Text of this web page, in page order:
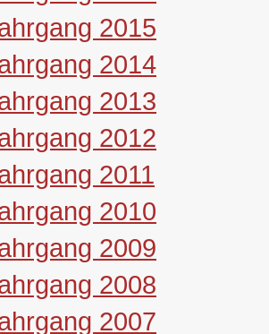
2015
2014
2013
2012
2011
2010
2009
2008
2007